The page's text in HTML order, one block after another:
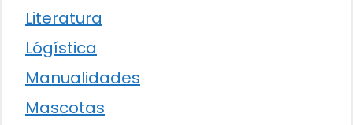
Literatura
Lógística
Manualidades
Mascotas